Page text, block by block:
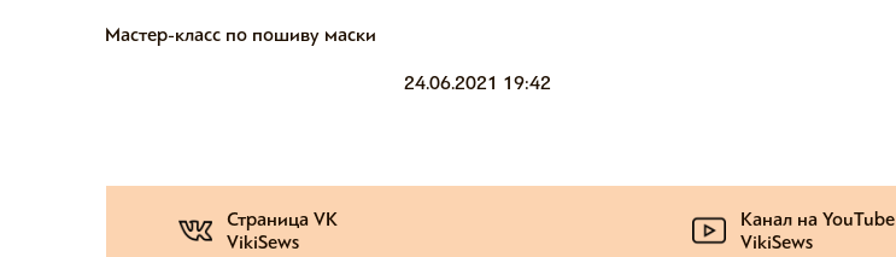
Мастер-класс по пошиву маски
24.06.2021 19:42
Страница VK
VikiSews
Канал на YouTube
VikiSews